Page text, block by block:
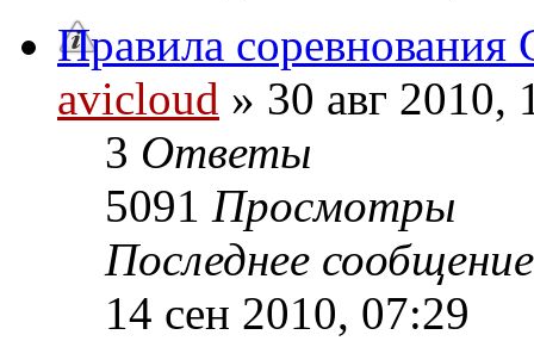
Правила
avicloud » 30 авг 2010,
3 Ответы
5091 Просмотры
Последнее
14 сен 2010, 07:29